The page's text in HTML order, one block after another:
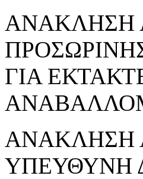
ΑΝΑΚΛΗΣΗ
ΓΙΑ
ΑΝΑΚΛΗΣΗ
ΥΠΕΥΘΥΝΗ